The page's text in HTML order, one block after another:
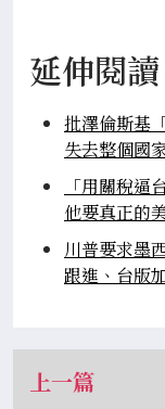
延伸閱讀
批澤倫斯基
失去整個國
「用關稅逼
他要真正的
川普要求墨
跟進、台版
上一篇